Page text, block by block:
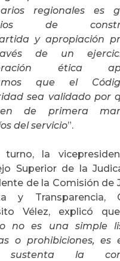
regionales es
de
y apropiación
de un
ética
que el
sea validado por
de primera
del servicio”.
la
Superior de la
de la Comisión de
y Transparencia,
Vélez, explicó
no es una simple
o prohibiciones, es
la